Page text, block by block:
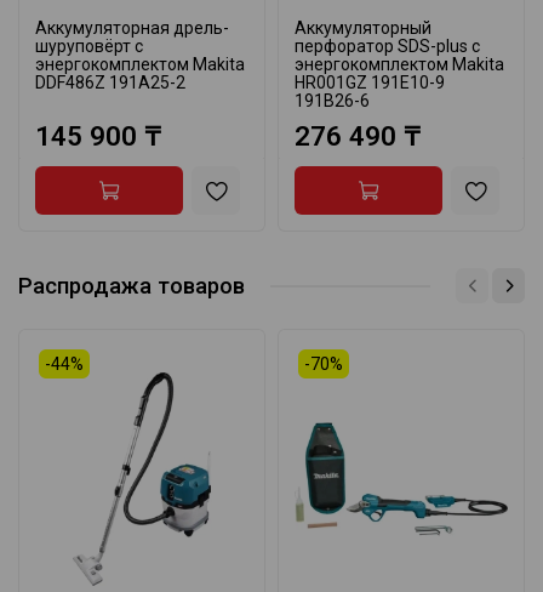
Аккумуляторная дрель-
шуруповёрт с
энергокомплектом Makita
DDF486Z 191A25-2
145 900 ₸
Аккумуляторный
перфоратор SDS-plus с
энергокомплектом Makita
HR001GZ 191E10-9
191B26-6
276 490 ₸
Распродажа товаров
-44% -70%